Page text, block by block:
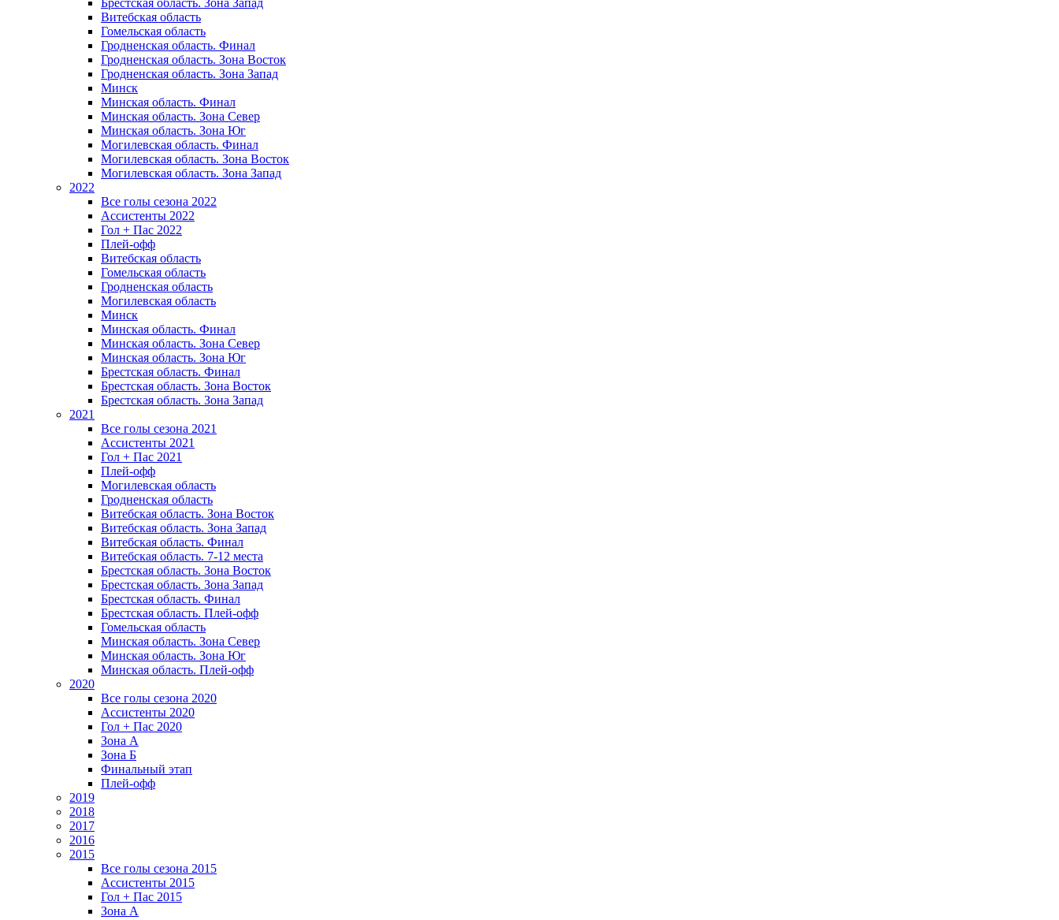
Брестская область. Зона Запад
Витебская область
Гомельская область
Гродненская область. Финал
Гродненская область. Зона Восток
Гродненская область. Зона Запад
Минск
Минская область. Финал
Минская область. Зона Север
Минская область. Зона Юг
Могилевская область. Финал
Могилевская область. Зона Восток
Могилевская область. Зона Запад
2022
Все голы сезона 2022
Ассистенты 2022
Гол + Пас 2022
Плей-офф
Витебская область
Гомельская область
Гродненская область
Могилевская область
Минск
Mинская область. Финал
Минская область. Зона Север
Минская область. Зона Юг
Брестская область. Финал
Брестская область. Зона Восток
Брестская область. Зона Запад
2021
Все голы сезона 2021
Ассистенты 2021
Гол + Пас 2021
Плей-офф
Могилевская область
Гродненская область
Витебская область. Зона Восток
Витебская область. Зона Запад
Витебская область. Финал
Витебская область. 7-12 места
Брестская область. Зона Восток
Брестская область. Зона Запад
Брестская область. Финал
Брестская область. Плей-офф
Гомельская область
Минская область. Зона Север
Минская область. Зона Юг
Минская область. Плей-офф
2020
Все голы сезона 2020
Ассистенты 2020
Гол + Пас 2020
Зона А
Зона Б
Финальный этап
Плей-офф
2019
2018
2017
2016
2015
Все голы сезона 2015
Ассистенты 2015
Гол + Пас 2015
Зона А